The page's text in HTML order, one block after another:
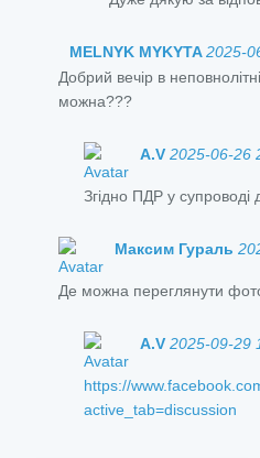
MELNYK MYKYTA2025-
Добрий вечір в
можна???
A.V 2025-06-26
Згідно ПДР у супроводі
Максим Гураль
Де можна переглянути
A.V 2025-09-29
https://
active_tab=discussion